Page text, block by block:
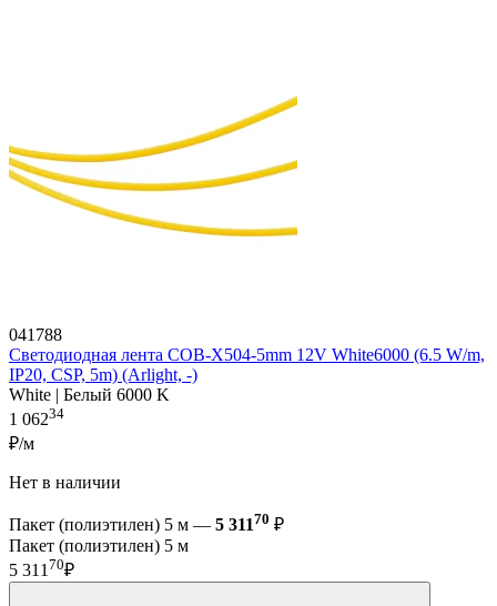
041788
Светодиодная лента COB-X504-5mm 12V White6000 (6.5 W/m,
IP20, CSP, 5m) (Arlight, -)
White | Белый 6000 K
1 06234
₽/м
Нет в наличии
Пакет (полиэтилен) 5 м — 5 31170 ₽
Пакет (полиэтилен) 5 м
5 31170₽